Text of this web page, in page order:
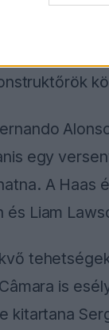
egy
A Haas
és Liam
is
kitartana